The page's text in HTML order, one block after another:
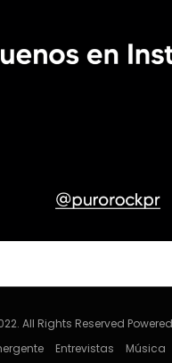
All Rights Reserved
Entrevistas Música